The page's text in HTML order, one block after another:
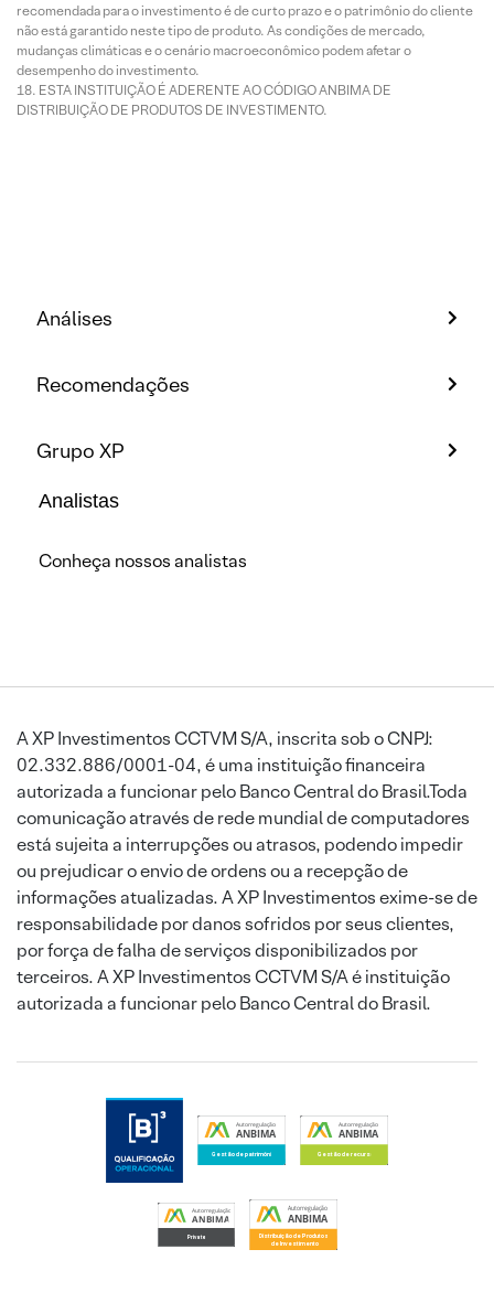
recomendada para o investimento é de curto prazo e o patrimônio do cliente
não está garantido neste tipo de produto. As condições de mercado,
mudanças climáticas e o cenário macroeconômico podem afetar o
desempenho do investimento.
ESTA INSTITUIÇÃO É ADERENTE AO CÓDIGO ANBIMA DE
DISTRIBUIÇÃO DE PRODUTOS DE INVESTIMENTO.
Análises
Recomendações
Grupo XP
Analistas
Conheça nossos analistas
A XP Investimentos CCTVM S/A, inscrita sob o CNPJ:
02.332.886/0001-04, é uma instituição financeira
autorizada a funcionar pelo Banco Central do Brasil.Toda
comunicação através de rede mundial de computadores
está sujeita a interrupções ou atrasos, podendo impedir
ou prejudicar o envio de ordens ou a recepção de
informações atualizadas. A XP Investimentos exime-se de
responsabilidade por danos sofridos por seus clientes,
por força de falha de serviços disponibilizados por
terceiros. A XP Investimentos CCTVM S/A é instituição
autorizada a funcionar pelo Banco Central do Brasil.